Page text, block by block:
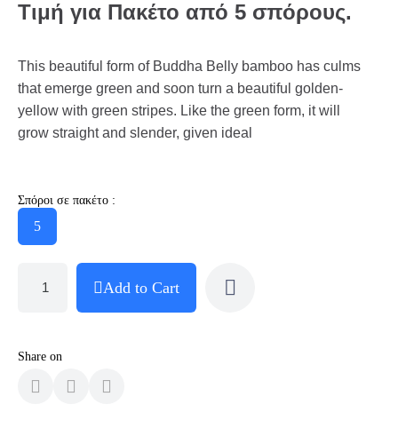
Τιμή για Πακέτο από 5 σπόρους.
This beautiful form of Buddha Belly bamboo has culms
that emerge green and soon turn a beautiful golden-
yellow with green stripes. Like the green form, it will
grow straight and slender, given ideal
Σπόροι σε πακέτο :
5
Add to Cart
Share on